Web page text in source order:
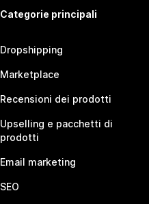
Categorie principali
Dropshipping
Marketplace
Recensioni dei prodotti
Upselling e pacchetti di
prodotti
Email marketing
SEO